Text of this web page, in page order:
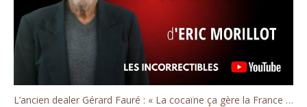
L’ancien dealer Gérard Fauré : « La cocaïne ça gère la France ! »